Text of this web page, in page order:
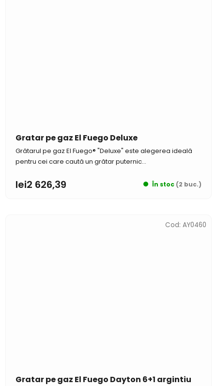
Gratar pe gaz El Fuego Deluxe
În stoc (2 buc.)
lei2 626,39
Grătarul pe gaz El Fuego® "Deluxe" este alegerea ideală
pentru cei care caută un grătar puternic...
Gratar pe gaz El Fuego Dayton 6+1 argintiu
Cod: AY0460